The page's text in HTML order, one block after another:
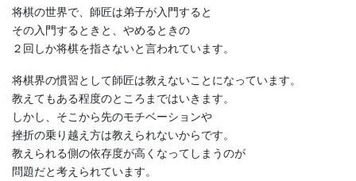
将棋の世界で、師匠は弟子が入門すると
その入門するときと、やめるときの
２回しか将棋を指さないと言われています。
将棋界の慣習として師匠は教えないことになっています。
教えてもある程度のところまではいきます。
しかし、そこから先のモチベーションや
挫折の乗り越え方は教えられないからです。
教えられる側の依存度が高くなってしまうのが
問題だと考えられています。